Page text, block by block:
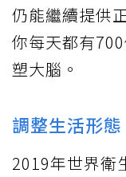
仍能繼續提供
你每天都有
塑大腦。
調整生活形
2019年世界衛